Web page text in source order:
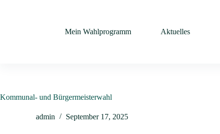
Mein Wahlprogramm Aktuelles
Kommunal- und Bürgermeisterwahl
admin September 17, 2025